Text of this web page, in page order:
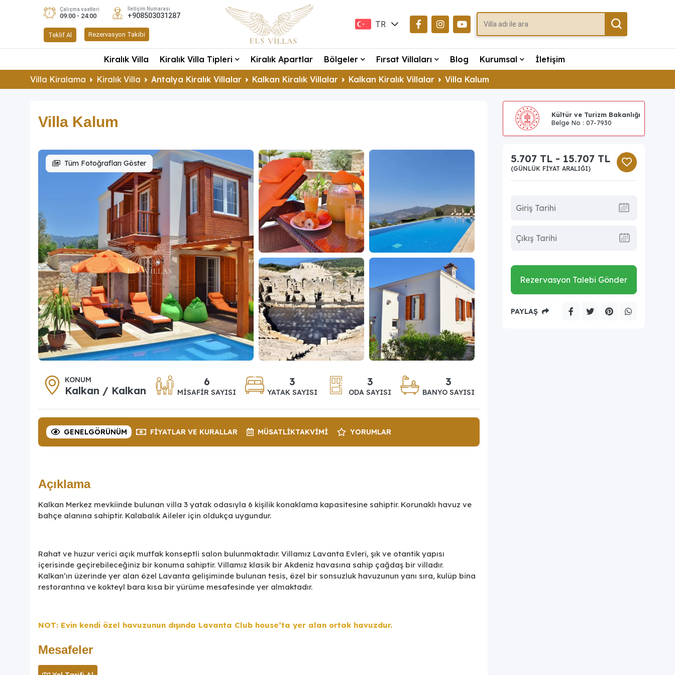
Çalışma saatleri
09:00 - 24:00
İletişim Numarası
+908503031287
Teklif Al Rezervasyon Takibi
TR
DE
Kiralık Villa Kiralık Villa Tipleri Kiralık Apartlar Bölgeler Fırsat Villaları Blog Kurumsal
İletişim
Villa Kiralama
Kiralık Villa Antalya Kiralık Villalar Kalkan Kiralık Villalar Kalkan Kiralık Villalar Villa Kalum
Villa Kalum
Tüm Fotoğrafları Göster
KONUM
Kalkan / Kalkan
6
MISAFIR SAYISI
3
YATAK SAYISI
3
ODA SAYISI
3
BANYO SAYISI
GENELGÖRÜNÜM FIYATLAR VE KURALLAR MÜSATLIKTAKVIMI YORUMLAR
Açıklama
Kalkan Merkez mevkiinde bulunan villa 3 yatak odasıyla 6 kişilik konaklama kapasitesine sahiptir. Korunaklı havuz ve
bahçe alanına sahiptir. Kalabalık Aileler için oldukça uygundur.
Rahat ve huzur verici açık mutfak konseptli salon bulunmaktadır. Villamız Lavanta Evleri, şık ve otantik yapısı
içerisinde geçirebileceğiniz bir konuma sahiptir. Villamız klasik bir Akdeniz havasına sahip çağdaş bir villadır.
Kalkan’ın üzerinde yer alan özel Lavanta gelişiminde bulunan tesis, özel bir sonsuzluk havuzunun yanı sıra, kulüp bina
restorantına ve kokteyl bara kısa bir yürüme mesafesinde yer almaktadır.
NOT: Evin kendi özel havuzunun dışında Lavanta Club house’ta yer alan ortak havuzdur.
Mesafeler
Kültür ve Turizm Bakanlığı
Belge No : 07-7930
5.707 TL - 15.707 TL
(GÜNLÜK FIYAT ARALIĞI)
Rezervasyon Talebi Gönder
PAYLAŞ